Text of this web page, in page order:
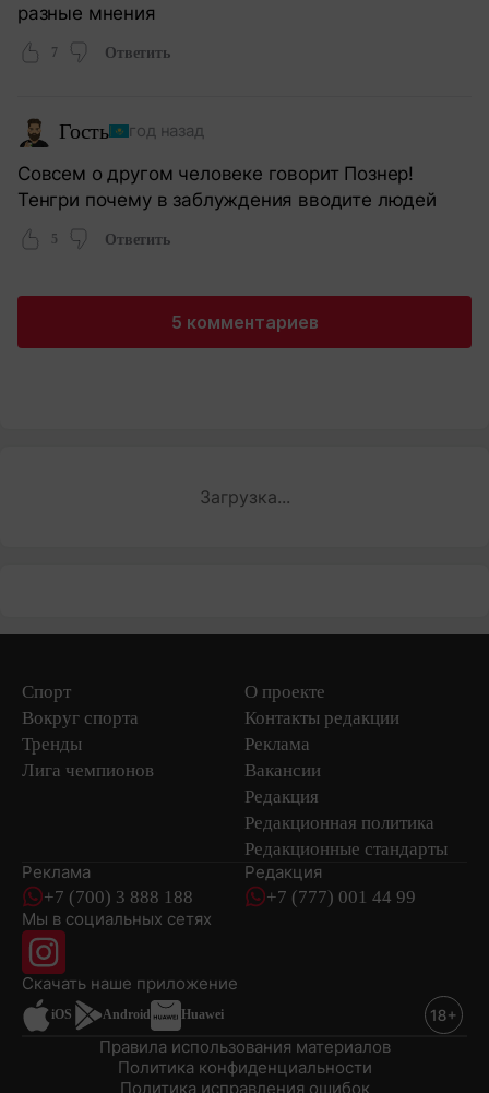
разные мнения
7 Ответить
Гость год назад
Совсем о другом человеке говорит Познер!
Тенгри почему в заблуждения вводите людей
5 Ответить
5 комментариев
Загрузка...
Спорт
Вокруг спорта
Тренды
Лига чемпионов
О проекте
Контакты редакции
Реклама
Вакансии
Редакция
Редакционная политика
Редакционные стандарты
Реклама
+7 (700) 3 888 188
Редакция
+7 (777) 001 44 99
Мы в социальных сетях
Скачать наше приложениеновостей
iOS Android Huawei
Политика исправления ошибок
Политика конфиденциальности
Правила использования материалов